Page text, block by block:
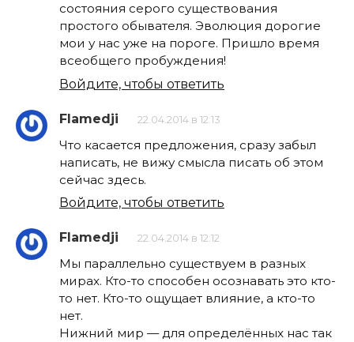
состояния серого существования
простого обывателя. Эволюция дорогие
мои у нас уже на пороге. Пришло время
всеобщего пробуждения!
Войдите, чтобы ответить
Flamedji 22.04.2014 в 12:13
Что касается предложения, сразу забыл
написать, не вижу смысла писать об этом
сейчас здесь.
Войдите, чтобы ответить
Flamedji 22.04.2014 в 12:12
Мы параллельно существуем в разных
мирах. Кто-то способен осознавать это кто-
то нет. Кто-то ощущает влияние, а кто-то
нет.
Нижний мир — для определённых нас так